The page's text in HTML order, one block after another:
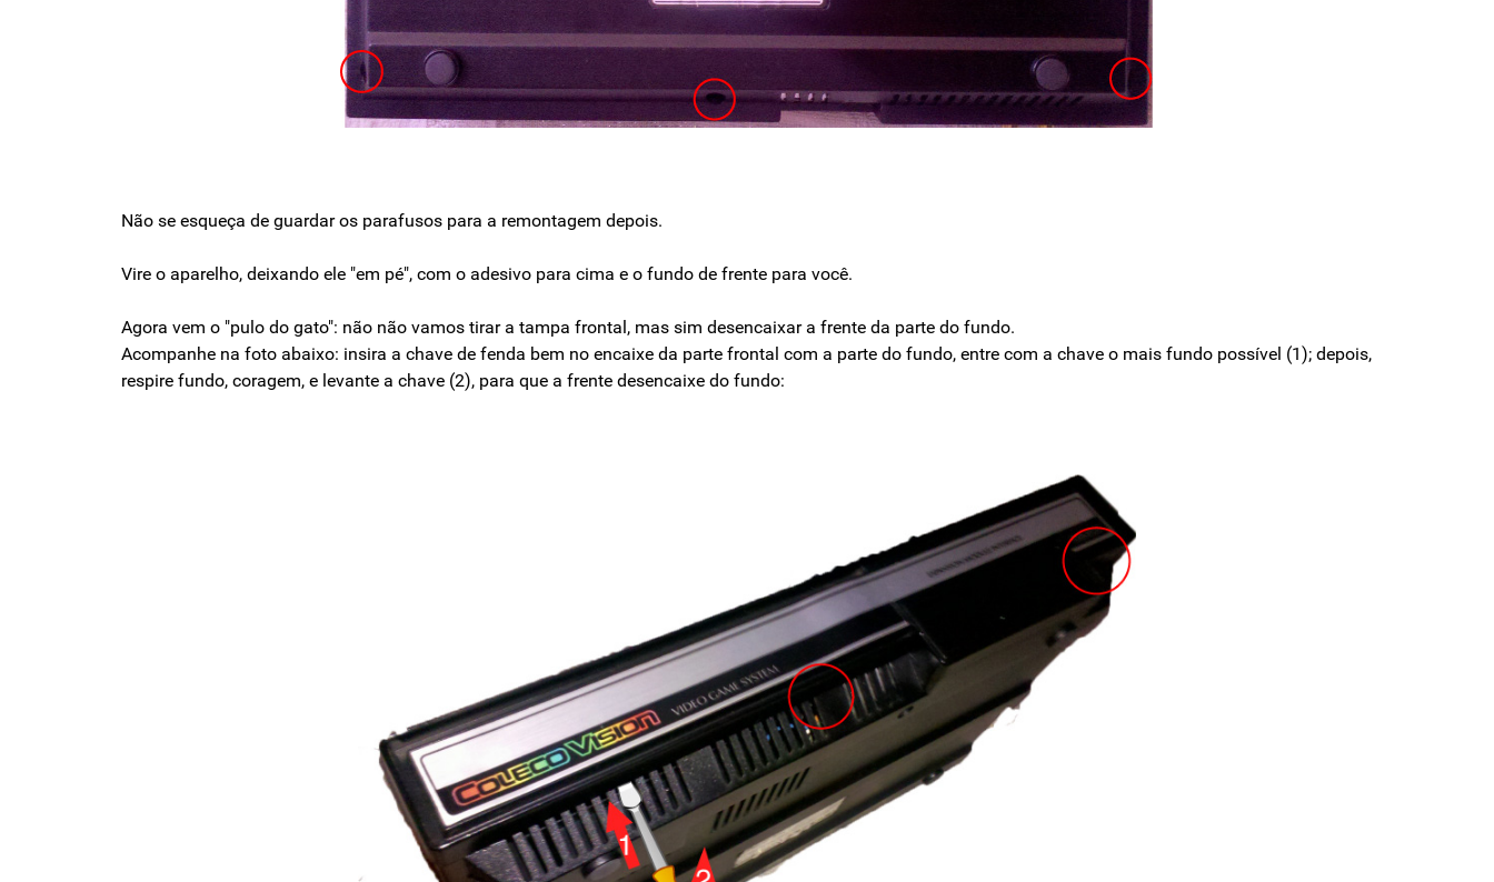
Não se esqueça de guardar os parafusos para a remontagem depois.
Vire o aparelho, deixando ele "em pé", com o adesivo para cima e o fundo de frente para você.
Agora vem o "pulo do gato": não não vamos tirar a tampa frontal, mas sim desencaixar a frente da parte do fundo.
Acompanhe na foto abaixo: insira a chave de fenda bem no encaixe da parte frontal com a parte do fundo, entre com a chave o mais fundo possível (1); depois,
respire fundo, coragem, e levante a chave (2), para que a frente desencaixe do fundo: